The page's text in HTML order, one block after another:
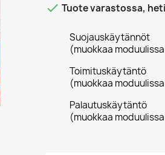
 Tuote varastossa,
Suojauskäytännöt
(muokkaa
Toimituskäytäntö
(muokkaa
Palautuskäytäntö
(muokkaa